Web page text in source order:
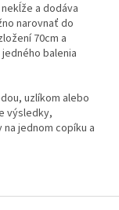
a dodáva
narovnať do
70cm a
jedného balenia
uzlíkom alebo
výsledky,
jednom copíku a